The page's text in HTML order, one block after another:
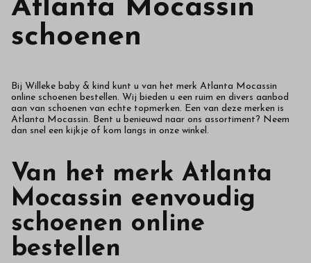
Atlanta Mocassin
schoenen
Bij Willeke baby & kind kunt u van het merk Atlanta Mocassin
online schoenen bestellen. Wij bieden u een ruim en divers aanbod
aan van schoenen van echte topmerken. Een van deze merken is
Atlanta Mocassin. Bent u benieuwd naar ons assortiment? Neem
dan snel een kijkje of kom langs in onze winkel.
Van het merk Atlanta
Mocassin eenvoudig
schoenen online
bestellen